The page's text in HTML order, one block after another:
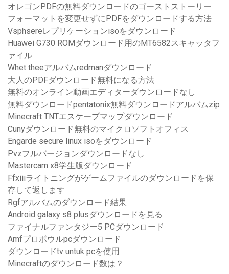
オレゴンPDFの無料ダウンロードのゴーストストーリー
フォーマットを変更せずにPDFをダウンロードする方法
Vsphsereレプリケーションisoをダウンロード
Huawei G730 ROMダウンロード用のMT6582スキャッタフ
ァイル
Whet theeアルバムredmanダウンロード
大人のPDFダウンロード無料になる方法
無料のオンライン動画エディターダウンロードなし
無料ダウンロードpentatonix無料ダウンロードアルバムzip
Minecraft TNTエスケープマップダウンロード
Cunyダウンロード無料のマイクロソフトオフィス
Engarde secure linux isoをダウンロード
Pvzフルバージョンダウンロードなし
Mastercam x8学生版ダウンロード
Ffxiiiライトニングがゲームファイルのダウンロードを保
存して返します
Rgfアルバムのダウンロード結果
Android galaxy s8 plusダウンロードを見る
ファイナルファンタジー5 PCダウンロード
Amfプロボウルpcダウンロード
ダウンロードtv untuk pcを使用
Minecraftのダウンロード数は？